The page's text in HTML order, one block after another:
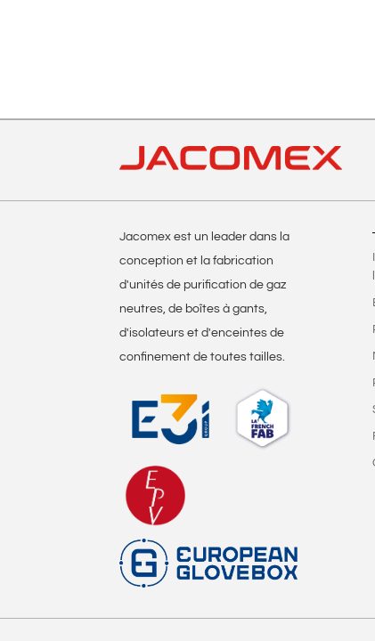
:
Jacomex est un leader dans la
conception et la fabrication
d'unités de purification de gaz
neutres, de boîtes à gants,
d'isolateurs et d'enceintes de
confinement de toutes tailles.